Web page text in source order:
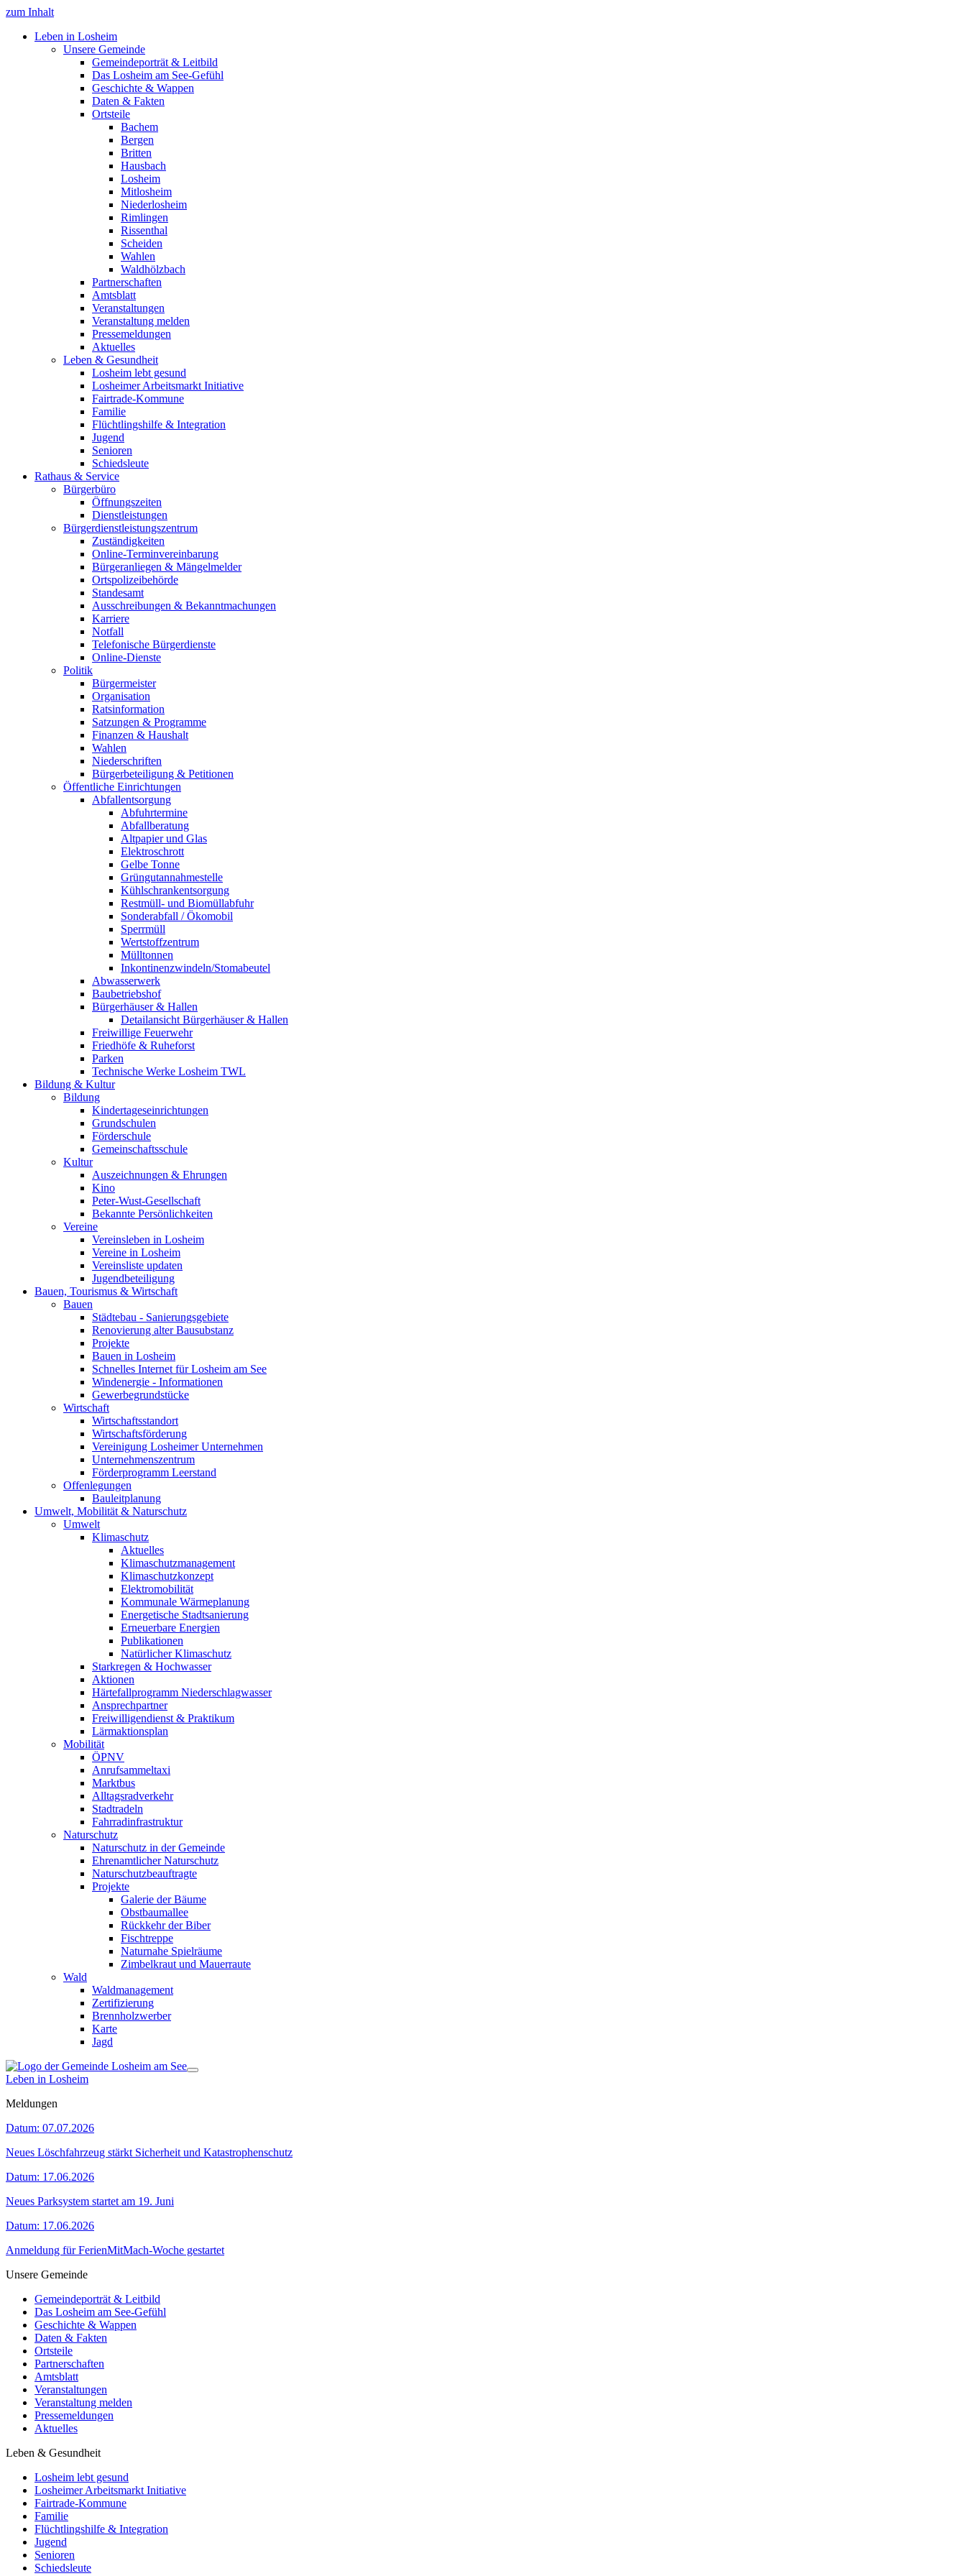
zum Inhalt
Leben in Losheim
Unsere Gemeinde
Gemeindeporträt & Leitbild
Das Losheim am See-Gefühl
Geschichte & Wappen
Daten & Fakten
Ortsteile
Bachem
Bergen
Britten
Hausbach
Losheim
Mitlosheim
Niederlosheim
Rimlingen
Rissenthal
Scheiden
Wahlen
Waldhölzbach
Partnerschaften
Amtsblatt
Veranstaltungen
Veranstaltung melden
Pressemeldungen
Aktuelles
Leben & Gesundheit
Losheim lebt gesund
Losheimer Arbeitsmarkt Initiative
Fairtrade-Kommune
Familie
Flüchtlingshilfe & Integration
Jugend
Senioren
Schiedsleute
Rathaus & Service
Bürgerbüro
Öffnungszeiten
Dienstleistungen
Bürgerdienstleistungszentrum
Zuständigkeiten
Online-Terminvereinbarung
Bürgeranliegen & Mängelmelder
Ortspolizeibehörde
Standesamt
Ausschreibungen & Bekanntmachungen
Karriere
Notfall
Telefonische Bürgerdienste
Online-Dienste
Politik
Bürgermeister
Organisation
Ratsinformation
Satzungen & Programme
Finanzen & Haushalt
Wahlen
Niederschriften
Bürgerbeteiligung & Petitionen
Öffentliche Einrichtungen
Abfallentsorgung
Abfuhrtermine
Abfallberatung
Altpapier und Glas
Elektroschrott
Gelbe Tonne
Grüngutannahmestelle
Kühlschrankentsorgung
Restmüll- und Biomüllabfuhr
Sonderabfall / Ökomobil
Sperrmüll
Wertstoffzentrum
Mülltonnen
Inkontinenzwindeln/Stomabeutel
Abwasserwerk
Baubetriebshof
Bürgerhäuser & Hallen
Detailansicht Bürgerhäuser & Hallen
Freiwillige Feuerwehr
Friedhöfe & Ruheforst
Parken
Technische Werke Losheim TWL
Bildung & Kultur
Bildung
Kindertageseinrichtungen
Grundschulen
Förderschule
Gemeinschaftsschule
Kultur
Auszeichnungen & Ehrungen
Kino
Peter-Wust-Gesellschaft
Bekannte Persönlichkeiten
Vereine
Vereinsleben in Losheim
Vereine in Losheim
Vereinsliste updaten
Jugendbeteiligung
Bauen, Tourismus & Wirtschaft
Bauen
Städtebau - Sanierungsgebiete
Renovierung alter Bausubstanz
Projekte
Bauen in Losheim
Schnelles Internet für Losheim am See
Windenergie - Informationen
Gewerbegrundstücke
Wirtschaft
Wirtschaftsstandort
Wirtschaftsförderung
Vereinigung Losheimer Unternehmen
Unternehmenszentrum
Förderprogramm Leerstand
Offenlegungen
Bauleitplanung
Umwelt, Mobilität & Naturschutz
Umwelt
Klimaschutz
Aktuelles
Klimaschutzmanagement
Klimaschutzkonzept
Elektromobilität
Kommunale Wärmeplanung
Energetische Stadtsanierung
Erneuerbare Energien
Publikationen
Natürlicher Klimaschutz
Starkregen & Hochwasser
Aktionen
Härtefallprogramm Niederschlagwasser
Ansprechpartner
Freiwilligendienst & Praktikum
Lärmaktionsplan
Mobilität
ÖPNV
Anrufsammeltaxi
Marktbus
Alltagsradverkehr
Stadtradeln
Fahrradinfrastruktur
Naturschutz
Naturschutz in der Gemeinde
Ehrenamtlicher Naturschutz
Naturschutzbeauftragte
Projekte
Galerie der Bäume
Obstbaumallee
Rückkehr der Biber
Fischtreppe
Naturnahe Spielräume
Zimbelkraut und Mauerraute
Wald
Waldmanagement
Zertifizierung
Brennholzwerber
Karte
Jagd
Leben in Losheim
Meldungen
Datum: 07.07.2026
Neues Löschfahrzeug stärkt Sicherheit und Katastrophenschutz
Datum: 17.06.2026
Neues Parksystem startet am 19. Juni
Datum: 17.06.2026
Anmeldung für FerienMitMach-Woche gestartet
Unsere Gemeinde
Gemeindeporträt & Leitbild
Das Losheim am See-Gefühl
Geschichte & Wappen
Daten & Fakten
Ortsteile
Partnerschaften
Amtsblatt
Veranstaltungen
Veranstaltung melden
Pressemeldungen
Aktuelles
Leben & Gesundheit
Losheim lebt gesund
Losheimer Arbeitsmarkt Initiative
Fairtrade-Kommune
Familie
Flüchtlingshilfe & Integration
Jugend
Senioren
Schiedsleute